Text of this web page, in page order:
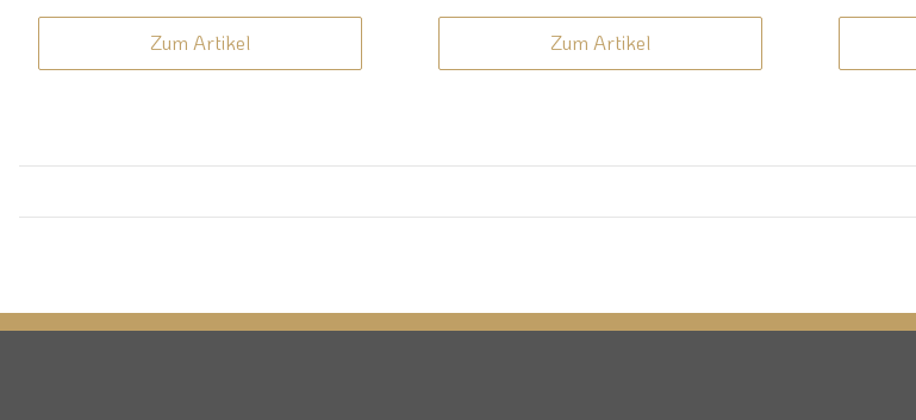
Zum Artikel Zum Artikel